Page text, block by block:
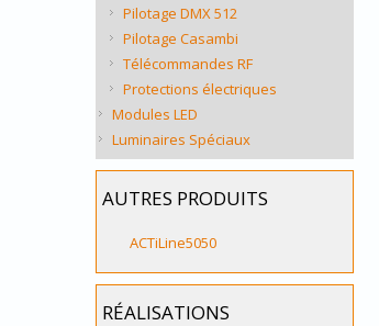
Pilotage DMX 512
Pilotage Casambi
Télécommandes RF
Protections électriques
Modules LED
Luminaires Spéciaux
AUTRES PRODUITS
ACTiLine5050
RÉALISATIONS